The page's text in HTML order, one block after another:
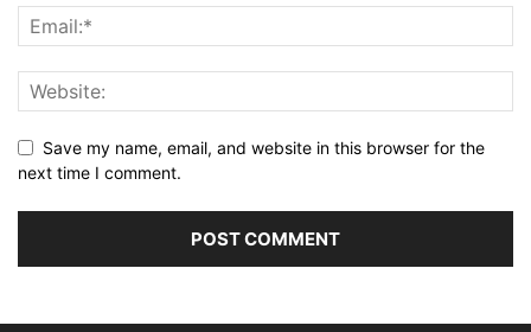
Save my name, email, and website in this browser for the
next time I comment.